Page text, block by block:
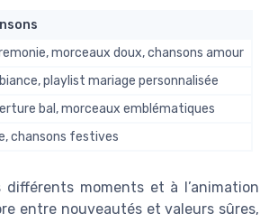
morceaux doux, chansons amour
playlist mariage personnalisée
bal, morceaux emblématiques
chansons festives
moments et à l’animation
entre nouveautés et valeurs sûres,